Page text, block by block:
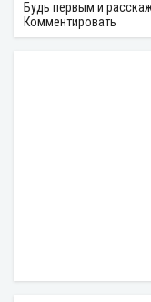
Будь первым и
Комментировать